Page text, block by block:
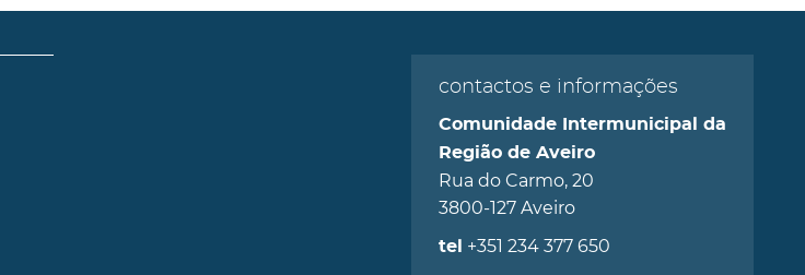
contactos e informações
Comunidade Intermunicipal da
Região de Aveiro
Rua do Carmo, 20
3800-127 Aveiro
tel +351 234 377 650